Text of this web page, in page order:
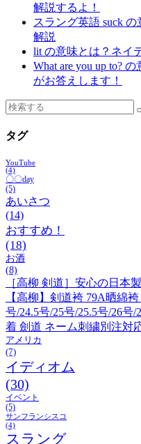
解説するよ！
スラング英語 suck
解説
lit の意味とは？ネイ
What are you up to?
がお答えします！
タグ
YouTube
(4)
〇〇day
(5)
あいさつ
(14)
おすすめ！
(18)
お酒
(8)
［高柳 剣道］安心の日本
【高柳】剣道袴 79A晒綿
号/24.5号/25号/25.5号/26号
着 劍道 ネーム刺繍別注対
アメリカ
(7)
イディオム
(30)
イベント
(5)
サンフランシスコ
(4)
スラング